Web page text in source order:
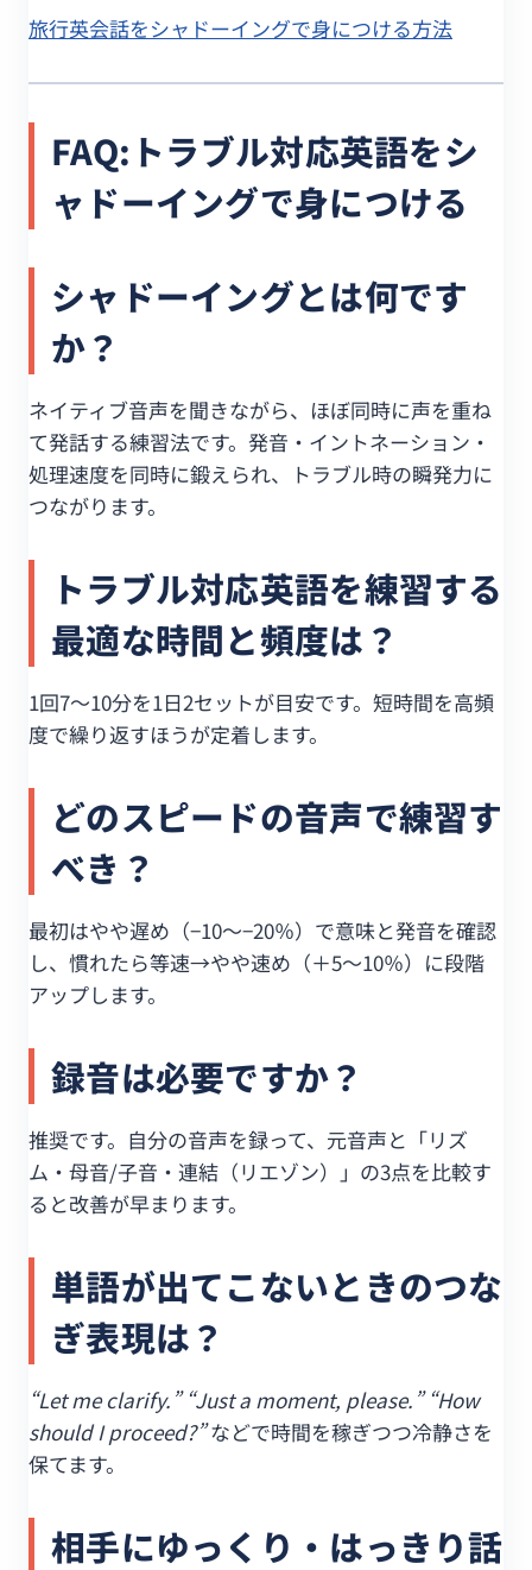
旅行英会話をシャドーイングで身につける方法
FAQ:トラブル対応英語をシ
ャドーイングで身につける
シャドーイングとは何です
か？
ネイティブ音声を聞きながら、ほぼ同時に声を重ね
て発話する練習法です。発音・イントネーション・
処理速度を同時に鍛えられ、トラブル時の瞬発力に
つながります。
トラブル対応英語を練習する
最適な時間と頻度は？
1回7〜10分を1日2セットが目安です。短時間を高頻
度で繰り返すほうが定着します。
どのスピードの音声で練習す
べき？
最初はやや遅め（−10〜−20％）で意味と発音を確認
し、慣れたら等速→やや速め（＋5〜10％）に段階
アップします。
録音は必要ですか？
推奨です。自分の音声を録って、元音声と「リズ
ム・母音/子音・連結（リエゾン）」の3点を比較す
ると改善が早まります。
単語が出てこないときのつな
ぎ表現は？
“Let me clarify.” “Just a moment, please.” “How
should I proceed?”などで時間を稼ぎつつ冷静さを
保てます。
相手にゆっくり・はっきり話